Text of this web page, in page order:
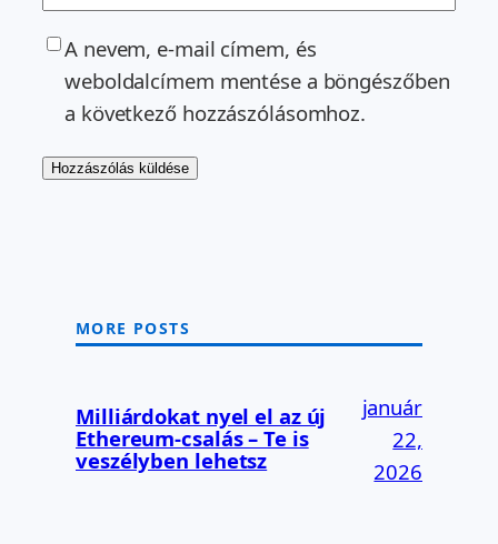
A nevem, e-mail címem, és
weboldalcímem mentése a böngészőben
a következő hozzászólásomhoz.
MORE POSTS
Milliárdokat nyel el az új
Ethereum-csalás – Te is
veszélyben lehetsz
január
22,
2026